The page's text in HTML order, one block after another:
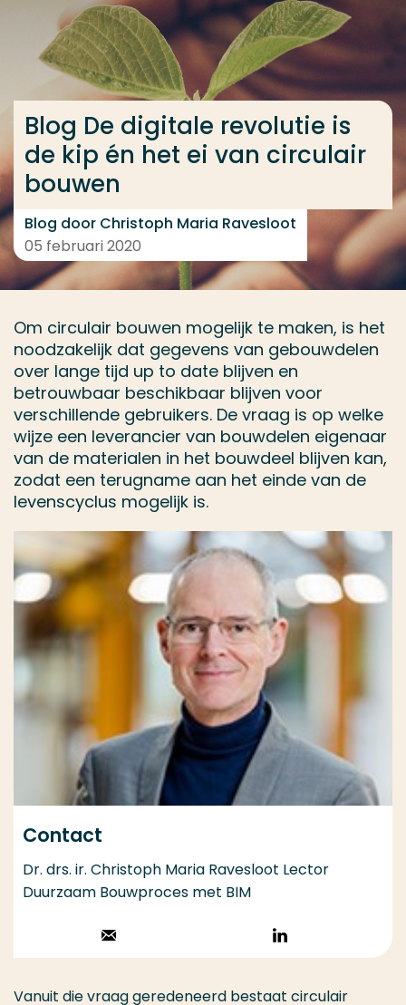
Ga direct naar de content
... > Blog De digitale revolutie is de kip én het ei van
Blog De digitale revolutie is
de kip én het ei van circulair
bouwen
Blog door Christoph Maria Ravesloot
05 februari 2020
Om circulair bouwen mogelijk te maken, is het
noodzakelijk dat gegevens van gebouwdelen
over lange tijd up to date blijven en
betrouwbaar beschikbaar blijven voor
verschillende gebruikers. De vraag is op welke
wijze een leverancier van bouwdelen eigenaar
van de materialen in het bouwdeel blijven kan,
zodat een terugname aan het einde van de
levenscyclus mogelijk is.
Contact
Dr. drs. ir. Christoph Maria Ravesloot Lector
Duurzaam Bouwproces met BIM
Stuur een email
Volg op
LinkedIn
Vanuit die vraag geredeneerd bestaat circulair
Veel gezocht
Opleiding
Contact